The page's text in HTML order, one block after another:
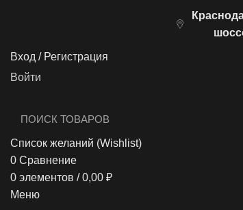
Вход / Регистрация
Войти
Список желаний (Wishlist)
0 Сравнение
0 элементов / 0,00 ₽
Меню